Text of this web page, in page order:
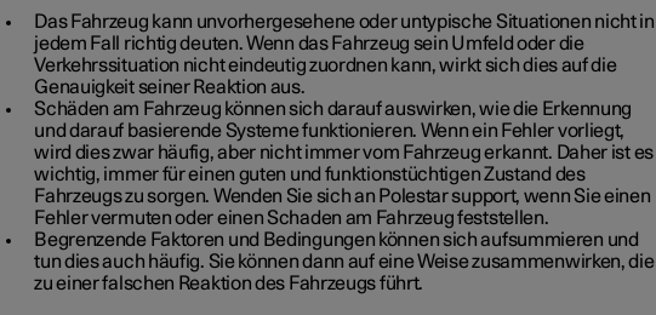
Das Fahrzeug kann unvorhergesehene oder untypische Situationen nicht in
jedem Fall richtig deuten. Wenn das Fahrzeug sein Umfeld oder die
Verkehrssituation nicht eindeutig zuordnen kann, wirkt sich dies auf die
Genauigkeit seiner Reaktion aus.
Schäden am Fahrzeug können sich darauf auswirken, wie die Erkennung
und darauf basierende Systeme funktionieren. Wenn ein Fehler vorliegt,
wird dies zwar häufig, aber nicht immer vom Fahrzeug erkannt. Daher ist es
wichtig, immer für einen guten und funktionstüchtigen Zustand des
Fahrzeugs zu sorgen. Wenden Sie sich an Polestar support, wenn Sie einen
Fehler vermuten oder einen Schaden am Fahrzeug feststellen.
Begrenzende Faktoren und Bedingungen können sich aufsummieren und
tun dies auch häufig. Sie können dann auf eine Weise zusammenwirken, die
zu einer falschen Reaktion des Fahrzeugs führt.